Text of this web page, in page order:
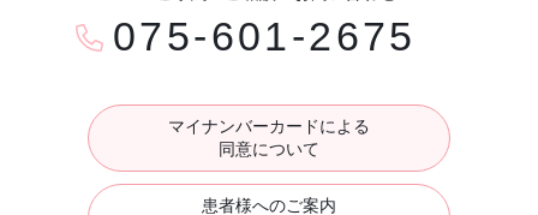
075-601-2675
マイナンバーカードによる
同意について
患者様へのご案内